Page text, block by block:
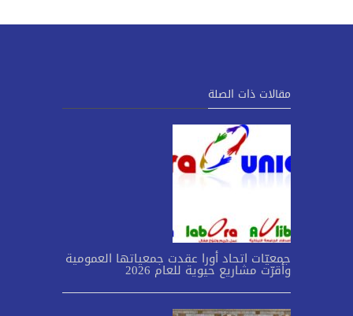
مقالات ذات الصلة
جمعيّات اتحاد أورا عقدت جمعياتها العمومية
وأقرّت مشاريع حيوية للعام 2026